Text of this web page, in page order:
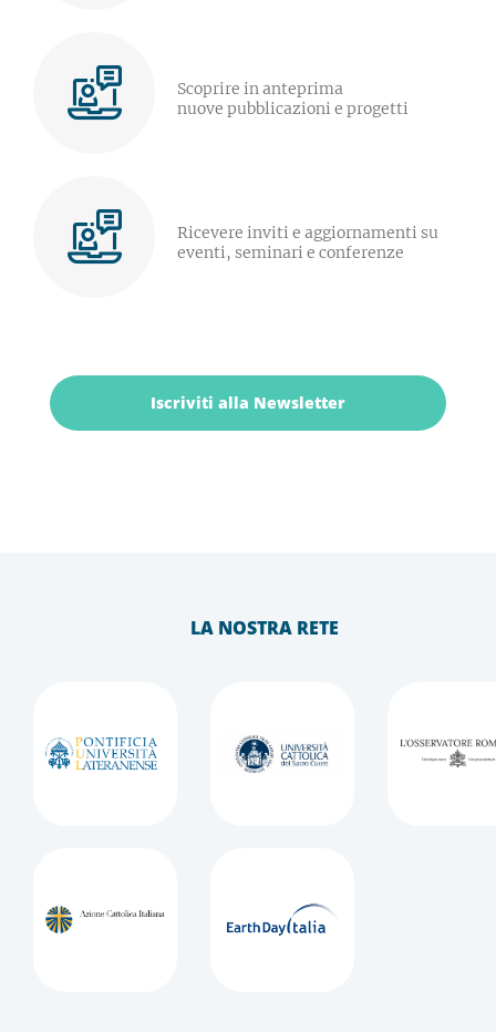
Scoprire in anteprima
nuove pubblicazioni e progetti
Ricevere inviti e aggiornamenti su
eventi, seminari e conferenze
Iscriviti alla Newsletter
LA NOSTRA RETE